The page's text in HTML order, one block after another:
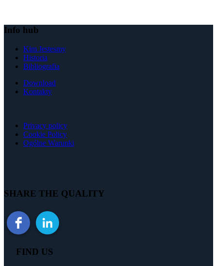
Info hub
Kim Jestesmy
Historia
Bibliografia
Download
Kontakty
Privacy policy
Cookie Policy
Ogólne Warunki
SHARE THE QUALITY
FIND US